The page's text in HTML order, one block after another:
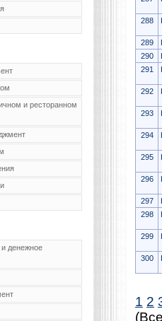
и ресторанном
денежное
288
289
290
291
292
293
294
295
296
297
298
299
300
1 2